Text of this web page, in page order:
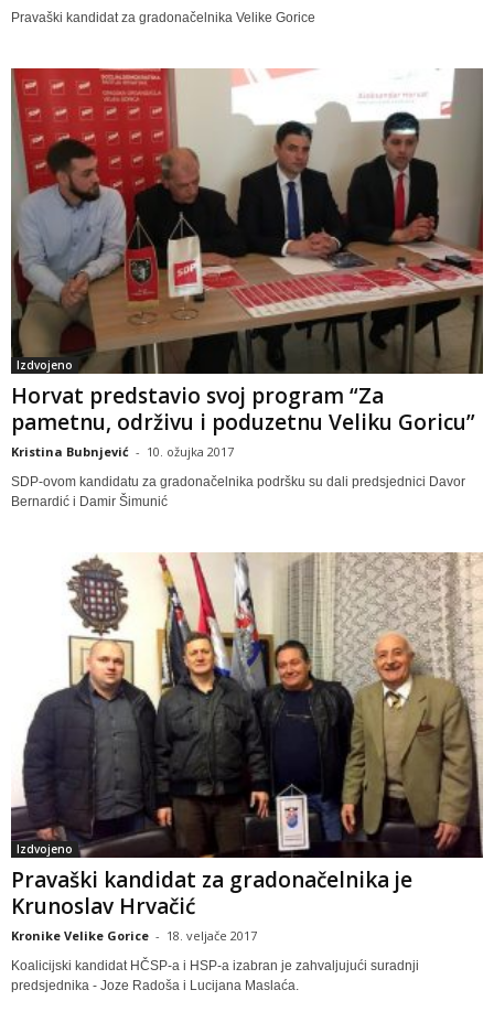
Pravaški kandidat za gradonačelnika Velike Gorice
Izdvojeno
Horvat predstavio svoj program “Za
pametnu, održivu i poduzetnu Veliku Goricu”
Kristina Bubnjević - 10. ožujka 2017
SDP-ovom kandidatu za gradonačelnika podršku su dali predsjednici Davor
Bernardić i Damir Šimunić
Izdvojeno
Pravaški kandidat za gradonačelnika je
Krunoslav Hrvačić
Kronike Velike Gorice - 18. veljače 2017
Koalicijski kandidat HČSP-a i HSP-a izabran je zahvaljujući suradnji
predsjednika - Joze Radoša i Lucijana Maslaća.